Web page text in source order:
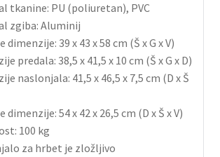
tkanine: PU (poliuretan), PVC
zgiba: Aluminij
dimenzije: 39 x 43 x 58 cm (Š x G x V)
predala: 38,5 x 41,5 x 10 cm (Š x G x D)
naslonjala: 41,5 x 46,5 x 7,5 cm (D x Š
dimenzije: 54 x 42 x 26,5 cm (D x Š x V)
100 kg
za hrbet je zložljivo